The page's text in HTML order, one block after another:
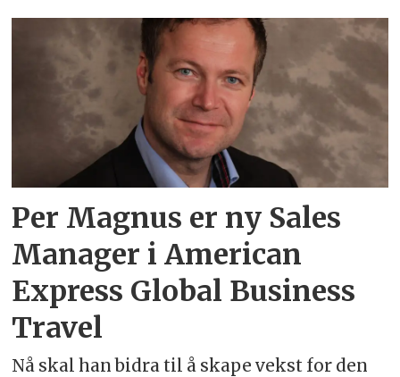
Emne:
sales
manager
Per Magnus er ny Sales
Manager i American
Express Global Business
Travel
Nå skal han bidra til å skape vekst for den